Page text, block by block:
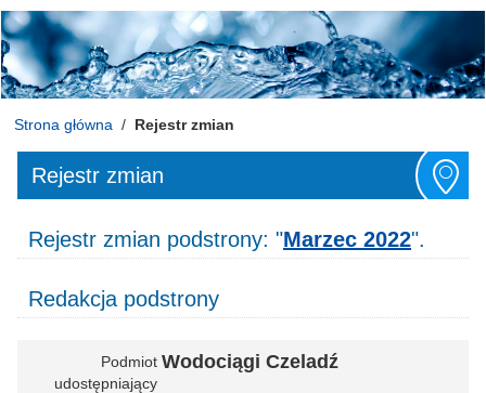
Strona główna Rejestr zmian
Rejestr zmian
Rejestr zmian podstrony: "Marzec 2022".
Redakcja podstrony
Podmiot
udostępniający
Wodociągi Czeladź